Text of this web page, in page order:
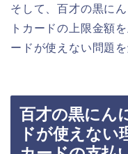
そして、百才の黒に
トカードの上限金額
ードが使えない問題
百才の黒にん
ドが使えない